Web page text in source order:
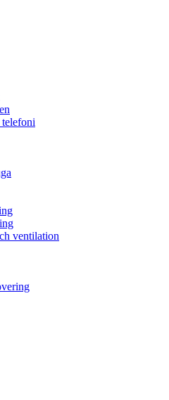
ventilation